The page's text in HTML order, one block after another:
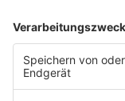
→teddy.click/
Wie sichtbar
Der Potenzial-